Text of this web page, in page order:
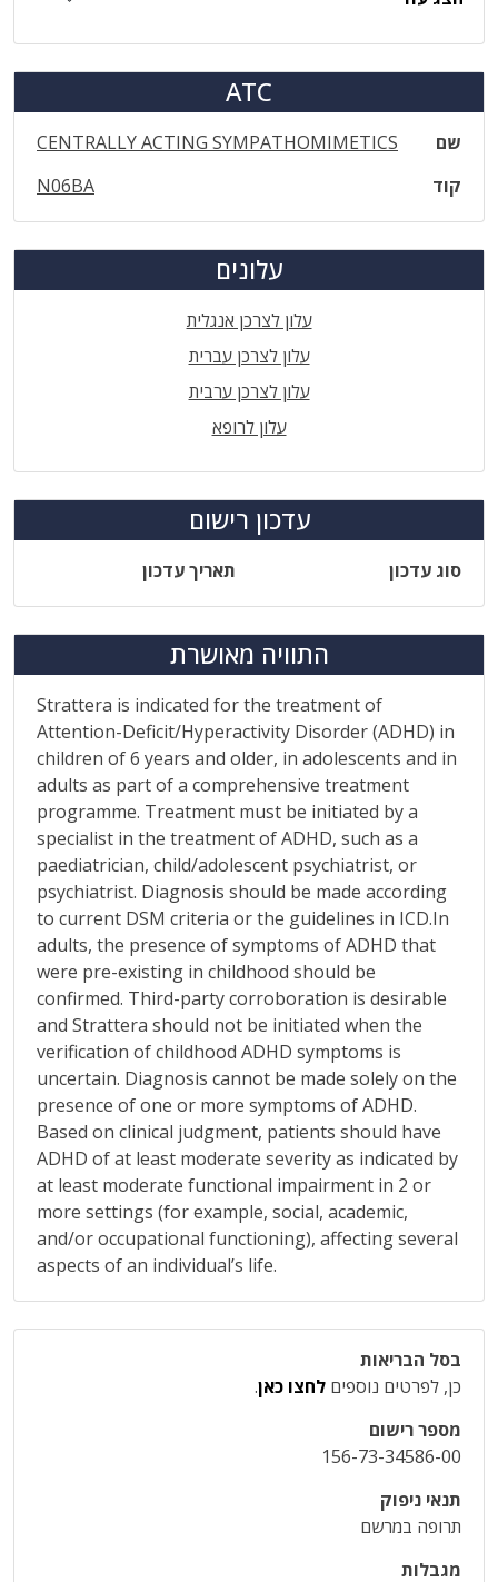
ATC
שם
CENTRALLY ACTING SYMPATHOMIMETICS
קוד
N06BA
עלונים
עלון לצרכן אנגלית
עלון לצרכן עברית
עלון לצרכן ערבית
עלון לרופא
עדכון רישום
סוג עדכון תאריך עדכון
התוויה מאושרת
Strattera is indicated for the treatment of
Attention-Deficit/Hyperactivity Disorder (ADHD) in
children of 6 years and older, in adolescents and in
adults as part of a comprehensive treatment
programme. Treatment must be initiated by a
specialist in the treatment of ADHD, such as a
paediatrician, child/adolescent psychiatrist, or
psychiatrist. Diagnosis should be made according
to current DSM criteria or the guidelines in ICD.In
adults, the presence of symptoms of ADHD that
were pre-existing in childhood should be
confirmed. Third-party corroboration is desirable
and Strattera should not be initiated when the
verification of childhood ADHD symptoms is
uncertain. Diagnosis cannot be made solely on the
presence of one or more symptoms of ADHD.
Based on clinical judgment, patients should have
ADHD of at least moderate severity as indicated by
at least moderate functional impairment in 2 or
more settings (for example, social, academic,
and/or occupational functioning), affecting several
aspects of an individual’s life.
בסל הבריאות
כן, לפרטים נוספים לחצו כאן.
מספר רישום
156-73-34586-00
תנאי ניפוק
תרופה במרשם
מגבלות